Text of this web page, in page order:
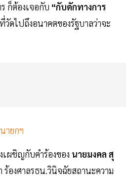
ก็ต้องเจอกับ “กับดักทางการ
ดไปถึงอนาคตของรัฐบาลว่าจะ
ายกฯ
ผชิญกับคำร้องของ นายมงคล สุ
องศาลรธน.วินิจฉัยสถานะความ